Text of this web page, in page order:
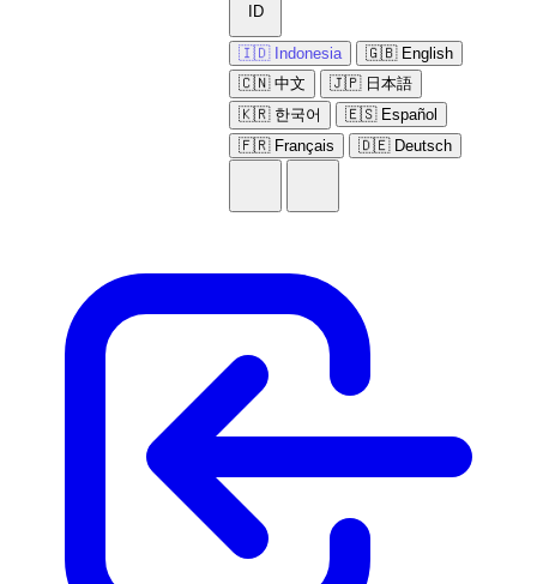
ID
🇮🇩 Indonesia
🇬🇧 English
🇨🇳 中文
🇯🇵 日本語
🇰🇷 한국어
🇪🇸 Español
🇫🇷 Français
🇩🇪 Deutsch